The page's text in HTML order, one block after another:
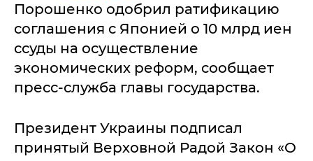
Порошенко одобрил ратификацию
соглашения с Японией о 10 млрд иен
ссуды на осуществление
экономических реформ, сообщает
пресс-служба главы государства.
Президент Украины подписал
принятый Верховной Радой Закон «О